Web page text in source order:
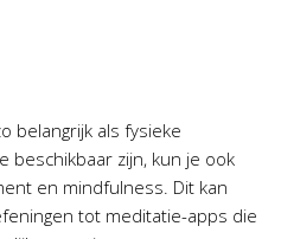
belangrijk als fysieke
beschikbaar zijn, kun je ook
en mindfulness. Dit kan
tot meditatie-apps die